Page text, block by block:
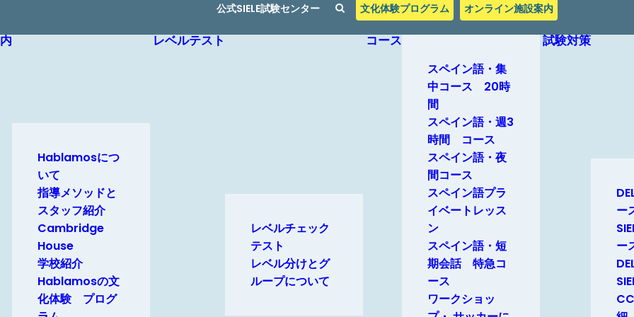
公式SIELE試験センター 文化体験プログラム オンライン施設案内
Hablamosにつ
いて
指導メソッドと
スタッフ紹介
Cambridge
House
学校紹介
Hablamosの文
化体験 プログ
レベルテスト
レベルチェック
テスト
レベル分けとグ
ループについて
コース
スペイン語・集
中コース 20時
間
スペイン語・週3
時間 コース
スペイン語・夜
間コース
スペイン語プラ
イベートレッス
ン
スペイン語・短
期会話 特急コ
ース
ワークショッ
試験対策
ー
ー